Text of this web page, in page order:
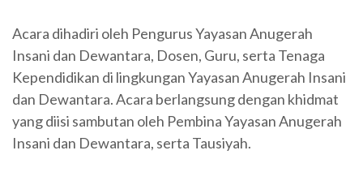
Acara dihadiri oleh Pengurus Yayasan Anugerah
Insani dan Dewantara, Dosen, Guru, serta Tenaga
Kependidikan di lingkungan Yayasan Anugerah Insani
dan Dewantara. Acara berlangsung dengan khidmat
yang diisi sambutan oleh Pembina Yayasan Anugerah
Insani dan Dewantara, serta Tausiyah.